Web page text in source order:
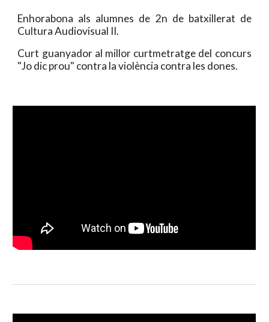
Enhorabona als alumnes de 2n de batxillerat de
Cultura Audiovisual II.
Curt guanyador al millor curtmetratge del concurs
"Jo dic prou" contra la violència contra les dones.